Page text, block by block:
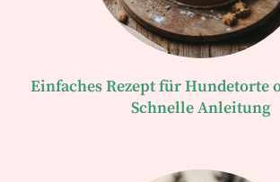
Einfaches Rezept für Hundetorte
Schnelle Anleitung